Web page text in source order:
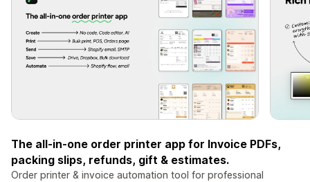
The all-in-one order printer app for Invoice PDFs,
packing slips, refunds, gift & estimates.
Order printer & invoice automation tool for professional